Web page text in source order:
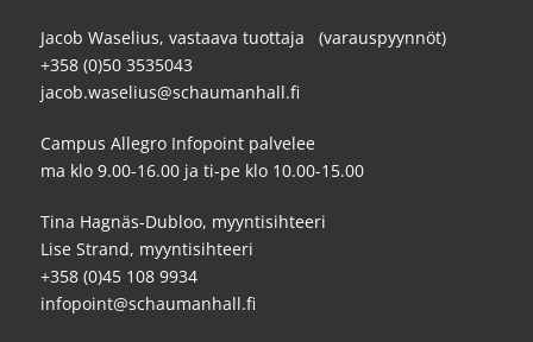
Jacob Waselius, vastaava tuottaja (varauspyynnöt)
+358 (0)50 3535043
jacob.waselius@schaumanhall.fi
Campus Allegro Infopoint palvelee
ma klo 9.00-16.00 ja ti-pe klo 10.00-15.00
Tina Hagnäs-Dubloo, myyntisihteeri
Lise Strand, myyntisihteeri
+358 (0)45 108 9934
infopoint@schaumanhall.fi